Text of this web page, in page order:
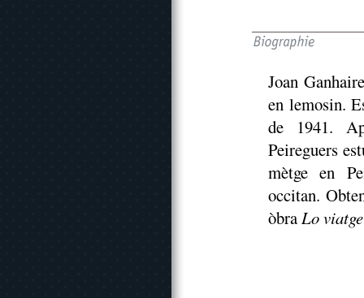
Joan
en lemosin.
de 1941.
Peireguers
mètge en
occitan.
òbraLo